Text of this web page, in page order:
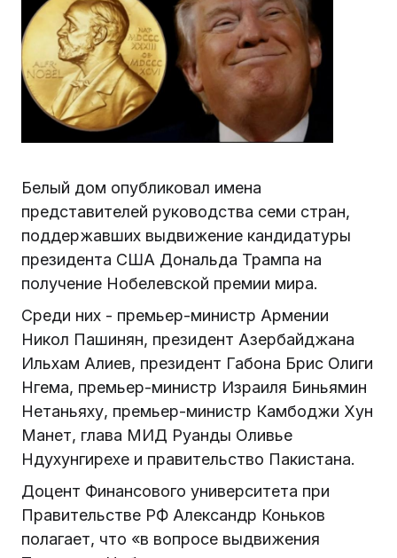
Белый дом опубликовал имена
представителей руководства семи стран,
поддержавших выдвижение кандидатуры
президента США Дональда Трампа на
получение Нобелевской премии мира.
Среди них - премьер-министр Армении
Никол Пашинян, президент Азербайджана
Ильхам Алиев, президент Габона Брис Олиги
Нгема, премьер-министр Израиля Биньямин
Нетаньяху, премьер-министр Камбоджи Хун
Манет, глава МИД Руанды Оливье
Ндухунгирехе и правительство Пакистана.
Доцент Финансового университета при
Правительстве РФ Александр Коньков
полагает, что «в вопросе выдвижения